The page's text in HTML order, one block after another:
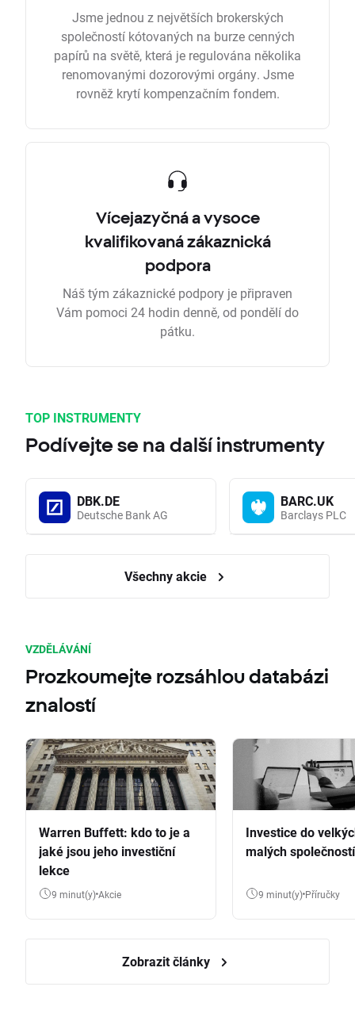
Jsme jednou z největších brokerských
společností kótovaných na burze cenných
papírů na světě, která je regulována několika
renomovanými dozorovými orgány. Jsme
rovněž krytí kompenzačním fondem.
Vícejazyčná a vysoce
kvalifikovaná zákaznická
podpora
Náš tým zákaznické podpory je připraven
Vám pomoci 24 hodin denně, od pondělí do
pátku.
TOP INSTRUMENTY
Podívejte se na další instrumenty
DBK.DE
Deutsche Bank AG
BARC.UK
Barclays PLC
Všechny akcie
VZDĚLÁVÁNÍ
Prozkoumejte rozsáhlou databázi
znalostí
Warren Buffett: kdo to je a
jaké jsou jeho investiční
lekce
9 minut(y) Akcie
Investice do
malých společností
9 minut(y) Příručky
Zobrazit články